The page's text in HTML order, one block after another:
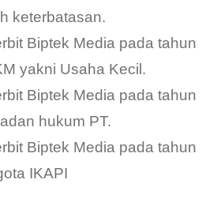
keterbatasan.
Biptek Media pada tahun
yakni Usaha Kecil.
Biptek Media pada tahun
hukum PT.
Biptek Media pada tahun
IKAPI